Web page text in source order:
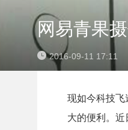
网易青果
2016-09-11 17:11
现如今科技飞
大的便利。